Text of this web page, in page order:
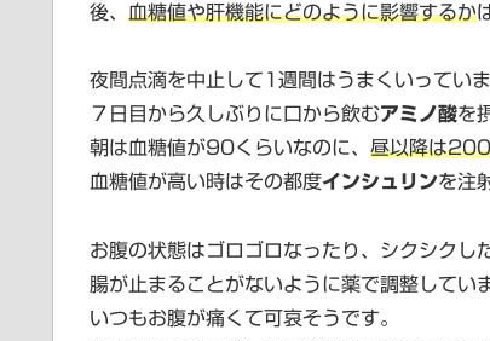
後、 血糖値や肝機能にどのように影響するか
夜間点滴を中止して1週間はうまくいっていま
７日目から久しぶりに口から飲むアミノ酸を
朝は血糖値が90くらいなのに、 昼以降は
血糖値が高い時はその都度インシュリンを注
お腹の状態はゴロゴロなったり、シクシクし
腸が止まることがないように薬で調整してい
いつもお腹が痛くて可哀そうです。